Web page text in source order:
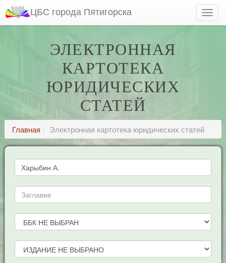
ЦБС города Пятигорска
ЭЛЕКТРОННАЯ
КАРТОТЕКА
ЮРИДИЧЕСКИХ
СТАТЕЙ
Главная Электронная картотека юридических статей